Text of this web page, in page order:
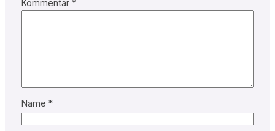
Kommentar *
Name *